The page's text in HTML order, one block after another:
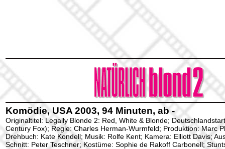
Komödie, USA 2003, 94 Minuten, ab -
Originaltitel: Legally Blonde 2: Red, White & Blonde;
Century Fox); Regie: Charles Herman-Wurmfeld; Produktion: Marc
Drehbuch: Kate Kondell; Musik: Rolfe Kent; Kamera: Elliott Davis;
Schnitt: Peter Teschner; Kostüme: Sophie de Rakoff Carbonell;